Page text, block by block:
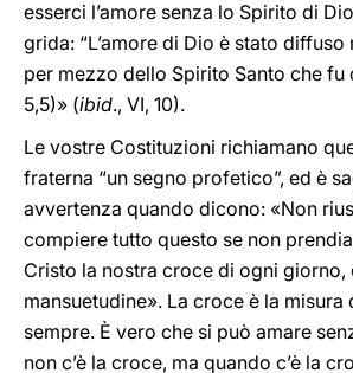
esserci l’amore senza lo Spirito di
grida: “L’amore di Dio è stato
per mezzo dello Spirito Santo che fu
5,5)» (ibid., VI, 10).
Le vostre Costituzioni richiamano
fraterna “un segno profetico”, ed è
avvertenza quando dicono: «Non
compiere tutto questo se non
Cristo la nostra croce di ogni giorno,
mansuetudine». La croce è la misura
sempre. È vero che si può amare
non c’è la croce, ma quando c’è la